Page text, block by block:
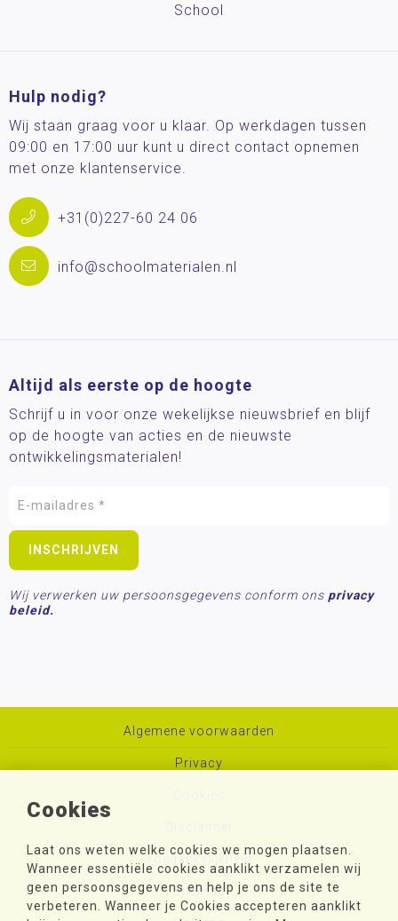
Cookies
Laat ons weten welke cookies we mogen plaatsen.
Wanneer essentiële cookies aanklikt verzamelen wij
geen persoonsgegevens en help je ons de site te
verbeteren. Wanneer je Cookies accepteren aanklikt
School
Hulp nodig?
Wij staan graag voor u klaar. Op werkdagen tussen
09:00 en 17:00 uur kunt u direct contact opnemen
met onze klantenservice.
+31(0)227-60 24 06
info@schoolmaterialen.nl
Altijd als eerste op de hoogte
Schrijf u in voor onze wekelijkse nieuwsbrief en blijf
op de hoogte van acties en de nieuwste
ontwikkelingsmaterialen!
Wij verwerken uw persoonsgegevens conform ons privacy
beleid.
Algemene voorwaarden
Privacy
Toegankelijkheid
Sitemap